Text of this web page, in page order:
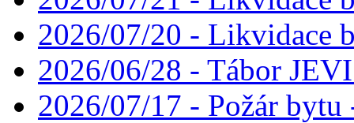
2026/07/20 - Likvidace
2026/06/28 - Tábor
2026/07/17 - Požár